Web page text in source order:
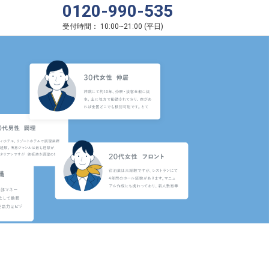
0120-990-535
受付時間： 10:00~21:00 (平日 )